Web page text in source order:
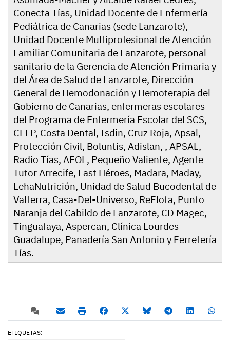
Conecta Tías, Unidad Docente de Enfermería
Pediátrica de Canarias (sede Lanzarote),
Unidad Docente Multiprofesional de Atención
Familiar Comunitaria de Lanzarote, personal
sanitario de la Gerencia de Atención Primaria y
del Área de Salud de Lanzarote, Dirección
General de Hemodonación y Hemoterapia del
Gobierno de Canarias, enfermeras escolares
del Programa de Enfermería Escolar del SCS,
CELP, Costa Dental, Isdin, Cruz Roja, Apsal,
Protección Civil, Boluntis, Adislan, , APSAL,
Radio Tías, AFOL, Pequeño Valiente, Agente
Tutor Arrecife, Fast Héroes, Madara, Maday,
LehaNutrición, Unidad de Salud Bucodental de
Valterra, Casa-Del-Universo, ReFlota, Punto
Naranja del Cabildo de Lanzarote, CD Magec,
Tinguafaya, Aspercan, Clínica Lourdes
Guadalupe, Panadería San Antonio y Ferretería
Tías.
ETIQUETAS: